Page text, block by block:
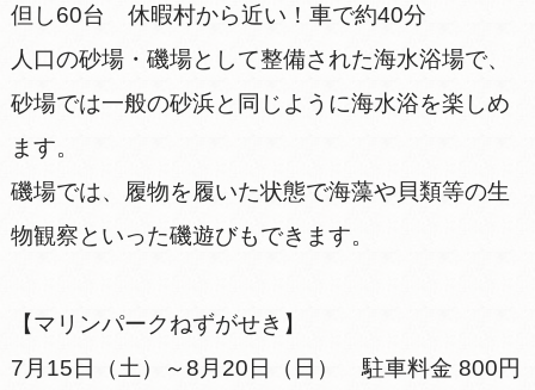
但し60台 休暇村から近い！車で約40分
人口の砂場・磯場として整備された海水浴場で、
砂場では一般の砂浜と同じように海水浴を楽しめ
ます。
磯場では、履物を履いた状態で海藻や貝類等の生
物観察といった磯遊びもできます。
【マリンパークねずがせき】
7月15日（土）～8月20日（日） 駐車料金 800円